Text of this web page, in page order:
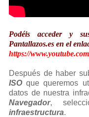
Podéis acceder y
Pantallazos.es en el
https://
Después de haber
ISOque queremos
datos de nuestra
Navegador,
infraestructura.